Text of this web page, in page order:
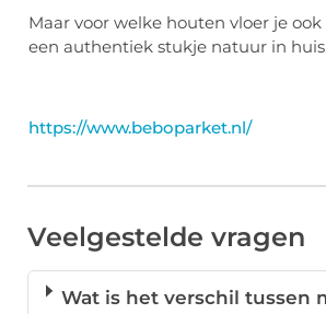
Maar voor welke houten vloer je
een authentiek stukje natuur in
https://www.beboparket.nl/
Veelgestelde vragen
Wat is het verschil tussen